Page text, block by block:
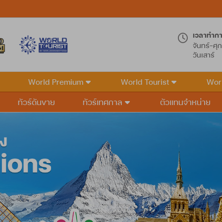
เวลาทำก
จันทร์-ศุ
วันเสาร์
World Premium World Tourist
ทัวร์ดันขาย
ทัวร์เทศกาล ตัวแทนจำหน่าย